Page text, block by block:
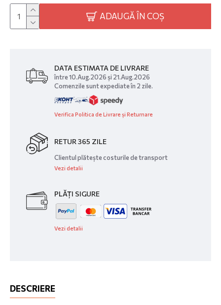
ADAUGĂ ÎN COȘ
DATA ESTIMATA DE LIVRARE
între 10.Aug.2026 și 21.Aug.2026
Comenzile sunt expediate în 2 zile.
Verifica Politica de Livrare și Returnare
RETUR 365 ZILE
Clientul plătește costurile de transport
Vezi detalii
PLĂȚI SIGURE
Vezi detalii
DESCRIERE